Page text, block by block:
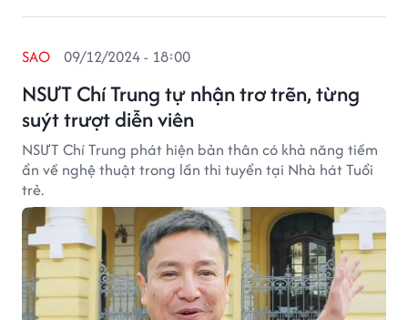
NSƯT Chí Trung tự nhận trơ trẽn, từng
suýt trượt diễn viên
SAO 09/12/2024 - 18:00
NSƯT Chí Trung phát hiện bản thân có khả năng tiềm
ẩn về nghệ thuật trong lần thi tuyển tại Nhà hát Tuổi
trẻ.